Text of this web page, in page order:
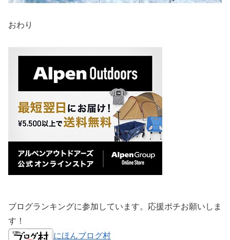
おわり
ブログランキングに参加しています。応援ポチお願いしま
す！
にほんブログ村